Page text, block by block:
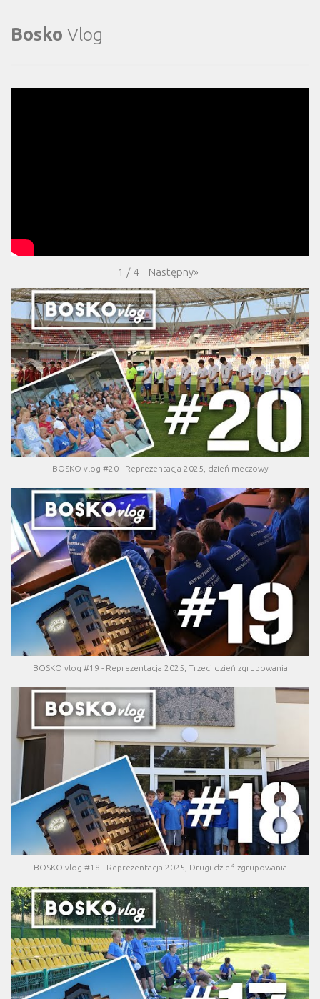
Bosko Vlog
1 / 4 Następny»
BOSKO vlog #20 - Reprezentacja 2025, dzień meczowy
BOSKO vlog #19 - Reprezentacja 2025, Trzeci dzień zgrupowania
BOSKO vlog #18 - Reprezentacja 2025, Drugi dzień zgrupowania